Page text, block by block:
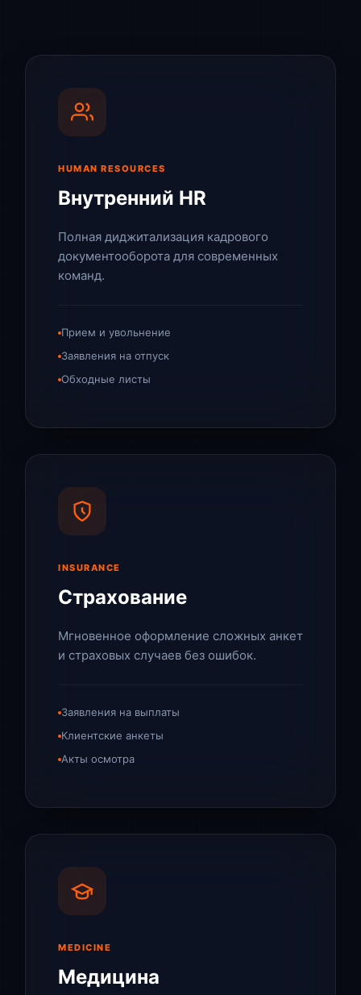
HUMAN RESOURCES
Внутренний HR
Полная диджитализация кадрового
документооборота для современных
команд.
Прием и увольнение
Заявления на отпуск
Обходные листы
INSURANCE
Страхование
Мгновенное оформление сложных анкет
и страховых случаев без ошибок.
Заявления на выплаты
Клиентские анкеты
Акты осмотра
MEDICINE
Медицина